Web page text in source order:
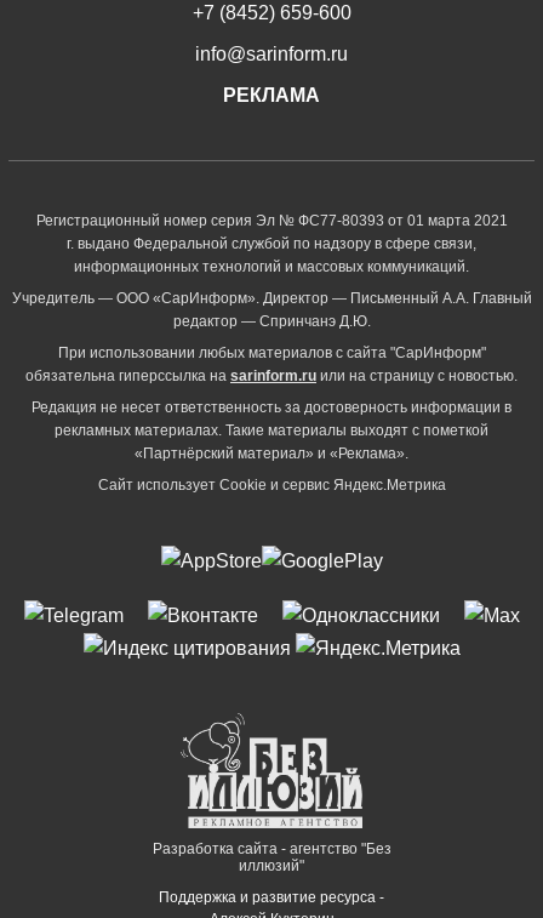
+7 (8452) 659-600
info@sarinform.ru
РЕКЛАМА
Регистрационный номер серия Эл № ФС77-80393 от 01 марта 2021
г. выдано Федеральной службой по надзору в сфере связи,
информационных технологий и массовых коммуникаций.
Учредитель — ООО «СарИнформ». Директор — Письменный А.А. Главный
редактор — Спринчанэ Д.Ю.
При использовании любых материалов с сайта "СарИнформ"
обязательна гиперссылка на sarinform.ru или на страницу с новостью.
Редакция не несет ответственность за достоверность информации в
рекламных материалах. Такие материалы выходят с пометкой
«Партнёрский материал» и «Реклама».
Сайт использует Cookie и сервиc Яндекс.Метрика
Разработка сайта - агентство "Без
иллюзий"
Поддержка и развитие ресурса -